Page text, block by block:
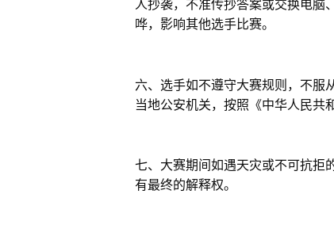
人抄袭，不准传抄答案或交换电脑
哗，影响其他选手比赛。
六、选手如不遵守大赛规则，不服
当地公安机关，按照《中华人民共
七、大赛期间如遇天灾或不可抗拒
有最终的解释权。